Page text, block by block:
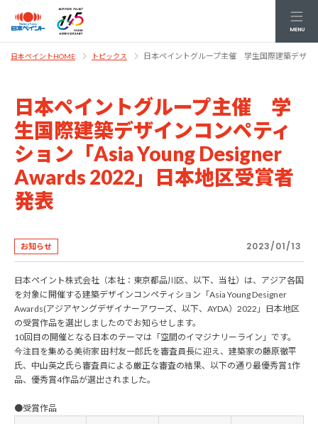
MENU
日本ペイントHOME トピックス 日本ペイントグループ主催 学生国際建築デザイ
日本ペイントグループ主催 学
生国際建築デザインコンペティ
ション「Asia Young Designer
Awards 2022」日本地区受賞者
発表
お知らせ 2023/01/13
日本ペイント株式会社（本社：東京都品川区、以下、当社）は、アジア各国
を対象に開催する建築デザインコンペティション「Asia Young Designer
Awards(アジアヤングデザイナーアワーズ、以下、AYDA）2022」日本地区
の受賞作品を選出しましたのでお知らせします。
10回目の開催となる日本のテーマは「空間のイマジナリーライン」です。
今注目を集める美術家 田村友一郎氏を審査員長に迎え、建築家の藤原徹平
氏、中山英之氏ら審査員による厳正な審査の結果、以下の通り最優秀賞1作
品、優秀賞4作品が選出されました。
●受賞作品